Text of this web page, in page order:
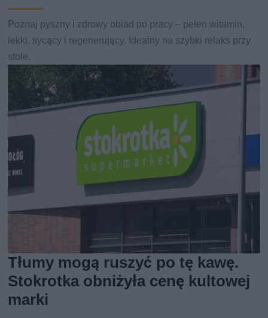
Poznaj pyszny i zdrowy obiad po pracy – pełen witamin,
lekki, sycący i regenerujący. Idealny na szybki relaks przy
stole.
Tłumy mogą ruszyć po tę kawę.
Stokrotka obniżyła cenę kultowej
marki